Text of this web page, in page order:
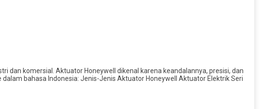
dan komersial. Aktuator Honeywell dikenal karena keandalannya, presisi, dan
bahasa Indonesia: Jenis-Jenis Aktuator Honeywell Aktuator Elektrik Seri